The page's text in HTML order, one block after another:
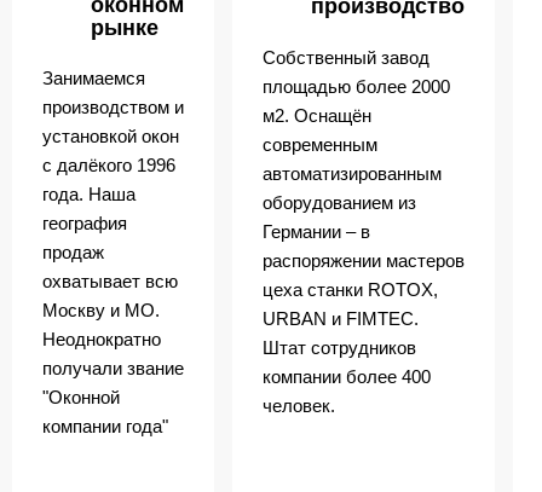
рынке
Занимаемся
производством и
установкой окон
с далёкого 1996
года. Наша
география
продаж
охватывает всю
Москву и МО.
Неоднократно
получали звание
"Оконной
компании года"
производство
Собственный завод
площадью более 2000
м2. Оснащён
современным
автоматизированным
оборудованием из
Германии – в
распоряжении мастеров
цеха станки ROTOX,
URBAN и FIMTEC.
Штат сотрудников
компании более 400
человек.